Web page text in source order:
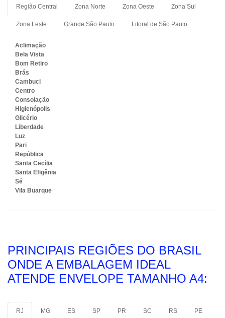
Região Central Zona Norte Zona Oeste Zona Sul
Zona Leste Grande São Paulo Litoral de São Paulo
Aclimação
Bela Vista
Bom Retiro
Brás
Cambuci
Centro
Consolação
Higienópolis
Glicério
Liberdade
Luz
Pari
República
Santa Cecília
Santa Efigênia
Sé
Vila Buarque
PRINCIPAIS REGIÕES DO BRASIL
ONDE A EMBALAGEM IDEAL
ATENDE ENVELOPE TAMANHO A4:
RJ MG ES SP PR SC RS PE